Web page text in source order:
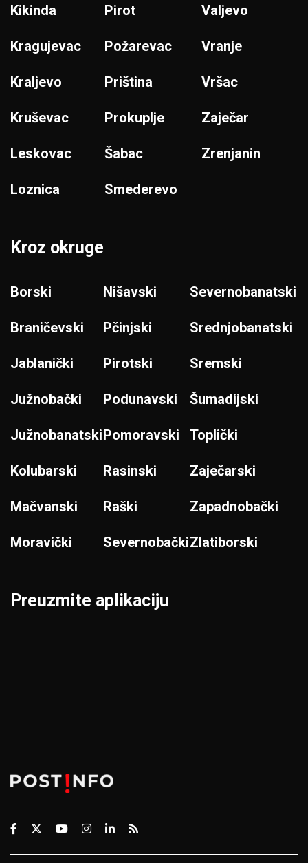
Kikinda
Kragujevac
Kraljevo
Kruševac
Leskovac
Loznica
Pirot
Požarevac
Priština
Prokuplje
Šabac
Smederevo
Valjevo
Vranje
Vršac
Zaječar
Zrenjanin
Kroz okruge
Borski
Braničevski
Jablanički
Južnobački
Južnobanatski
Kolubarski
Mačvanski
Moravički
Nišavski
Pčinjski
Pirotski
Podunavski
Pomoravski
Rasinski
Raški
Severnobački
Severnobanatski
Srednjobanatski
Sremski
Šumadijski
Toplički
Zaječarski
Zapadnobački
Zlatiborski
Preuzmite aplikaciju